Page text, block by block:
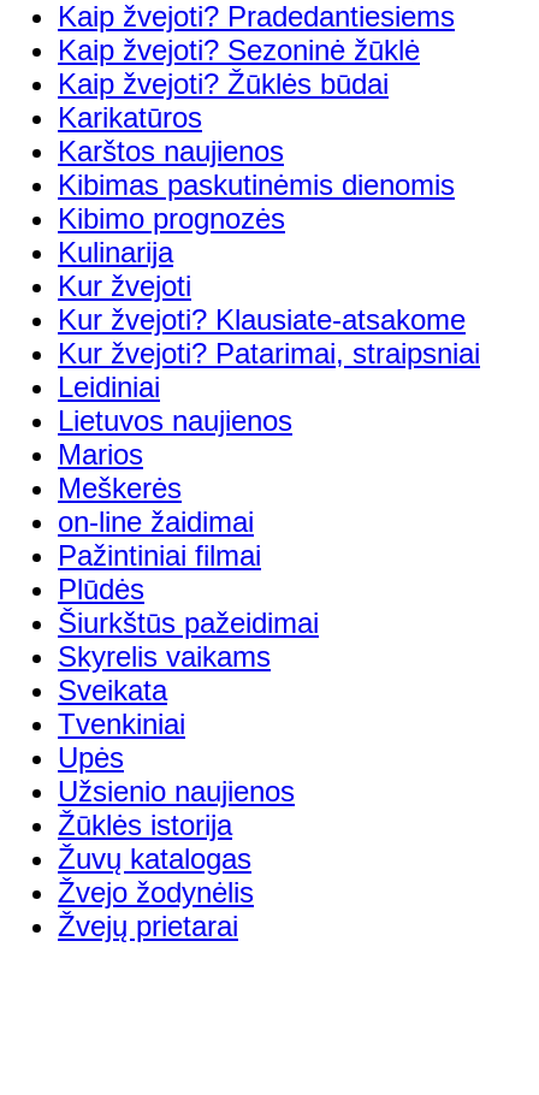
Kaip žvejoti? Pradedantiesiems
Kaip žvejoti? Sezoninė žūklė
Kaip žvejoti? Žūklės būdai
Karikatūros
Karštos naujienos
Kibimas paskutinėmis dienomis
Kibimo prognozės
Kulinarija
Kur žvejoti
Kur žvejoti? Klausiate-atsakome
Kur žvejoti? Patarimai, straipsniai
Leidiniai
Lietuvos naujienos
Marios
Meškerės
on-line žaidimai
Pažintiniai filmai
Plūdės
Šiurkštūs pažeidimai
Skyrelis vaikams
Sveikata
Tvenkiniai
Upės
Užsienio naujienos
Žūklės istorija
Žuvų katalogas
Žvejo žodynėlis
Žvejų prietarai